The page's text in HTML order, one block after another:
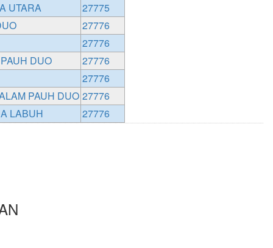
UTARA
27775
27776
27776
DUO
27776
27776
PAUH DUO 27776
LABUH
27776